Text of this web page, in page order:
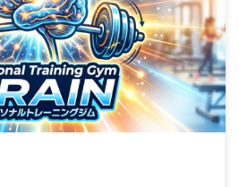
ナルトレーニングジムBrainの大石圭
上り下りが妙 […]